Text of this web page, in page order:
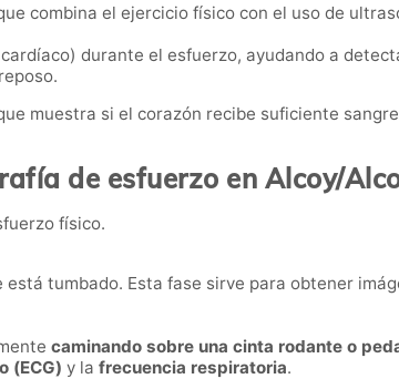
combina el ejercicio físico con el uso de
durante el esfuerzo, ayudando a
muestra si el corazón recibe suficiente
de esfuerzo en Alcoy/
físico.
tumbado. Esta fase sirve para obtener
caminando sobre una cinta rodante o
(ECG) y la frecuencia respiratoria.